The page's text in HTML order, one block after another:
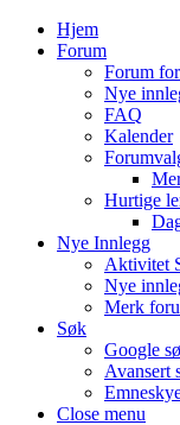
Hjem
Forum
Forum
Nye
FAQ
Kalender
Hurtige
Nye Innlegg
Aktivitet
Nye
Merk
Søk
Google
Avansert
Close menu